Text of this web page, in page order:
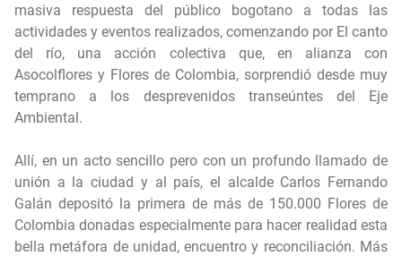
masiva respuesta del público bogotano a todas las
actividades y eventos realizados, comenzando por El canto
del río, una acción colectiva que, en alianza con
Asocolflores y Flores de Colombia, sorprendió desde muy
temprano a los desprevenidos transeúntes del Eje
Ambiental.
Allí, en un acto sencillo pero con un profundo llamado de
unión a la ciudad y al país, el alcalde Carlos Fernando
Galán depositó la primera de más de 150.000 Flores de
Colombia donadas especialmente para hacer realidad esta
bella metáfora de unidad, encuentro y reconciliación. Más